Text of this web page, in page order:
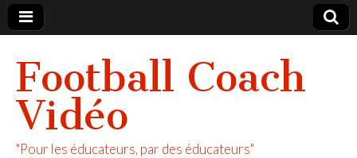
Football Coach
Vidéo
"Pour les éducateurs, par des éducateurs"